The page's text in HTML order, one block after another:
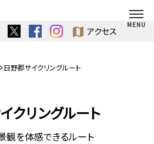
map アクセス
日野郡サイクリングルート
クリングルート
観を体感できるルート